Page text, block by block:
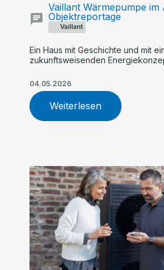
Vaillant
Vaillant Wärmepumpe im
Objektreportage
Ein Haus mit Geschichte und mit
zukunftsweisenden
mit einer Kombination aus
Gas-Brennwertkessel
04.05.2026
Weiterlesen